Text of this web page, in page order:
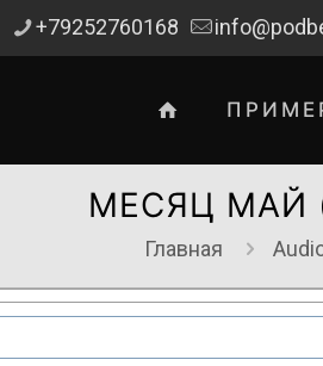
+79252760168
МЕСЯЦ МАЙ
Главная